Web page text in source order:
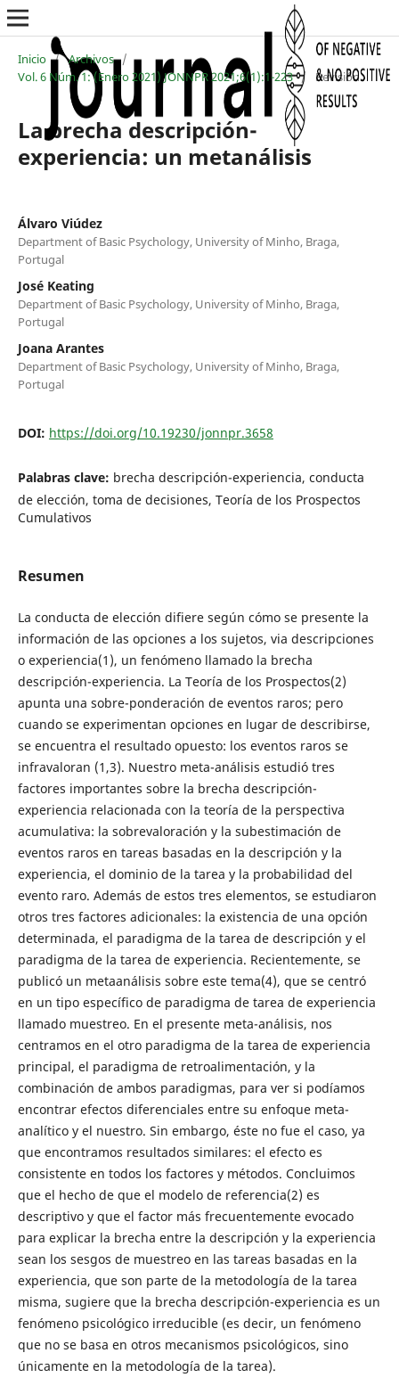
Inicio / Archivos /
Vol. 6 Núm. 1: (Enero 2021) JONNPR 2021;6(1):1-223 / Revisión
La brecha descripción-
experiencia: un metanálisis
Álvaro Viúdez
Department of Basic Psychology, University of Minho, Braga,
Portugal
José Keating
Department of Basic Psychology, University of Minho, Braga,
Portugal
Joana Arantes
Department of Basic Psychology, University of Minho, Braga,
Portugal
DOI: https://doi.org/10.19230/jonnpr.3658
Palabras clave: brecha descripción-experiencia, conducta
de elección, toma de decisiones, Teoría de los Prospectos
Cumulativos
Resumen
La conducta de elección difiere según cómo se presente la
información de las opciones a los sujetos, via descripciones
o experiencia(1), un fenómeno llamado la brecha
descripción-experiencia. La Teoría de los Prospectos(2)
apunta una sobre-ponderación de eventos raros; pero
cuando se experimentan opciones en lugar de describirse,
se encuentra el resultado opuesto: los eventos raros se
infravaloran (1,3). Nuestro meta-análisis estudió tres
factores importantes sobre la brecha descripción-
experiencia relacionada con la teoría de la perspectiva
acumulativa: la sobrevaloración y la subestimación de
eventos raros en tareas basadas en la descripción y la
experiencia, el dominio de la tarea y la probabilidad del
evento raro. Además de estos tres elementos, se estudiaron
otros tres factores adicionales: la existencia de una opción
determinada, el paradigma de la tarea de descripción y el
paradigma de la tarea de experiencia. Recientemente, se
publicó un metaanálisis sobre este tema(4), que se centró
en un tipo específico de paradigma de tarea de experiencia
llamado muestreo. En el presente meta-análisis, nos
centramos en el otro paradigma de la tarea de experiencia
principal, el paradigma de retroalimentación, y la
combinación de ambos paradigmas, para ver si podíamos
encontrar efectos diferenciales entre su enfoque meta-
analítico y el nuestro. Sin embargo, éste no fue el caso, ya
que encontramos resultados similares: el efecto es
consistente en todos los factores y métodos. Concluimos
que el hecho de que el modelo de referencia(2) es
descriptivo y que el factor más frecuentemente evocado
para explicar la brecha entre la descripción y la experiencia
sean los sesgos de muestreo en las tareas basadas en la
experiencia, que son parte de la metodología de la tarea
misma, sugiere que la brecha descripción-experiencia es un
fenómeno psicológico irreducible (es decir, un fenómeno
que no se basa en otros mecanismos psicológicos, sino
únicamente en la metodología de la tarea).